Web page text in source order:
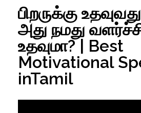
பிறருக்கு
அது நமது
உதவுமா? | Best
Motivational
inTamil